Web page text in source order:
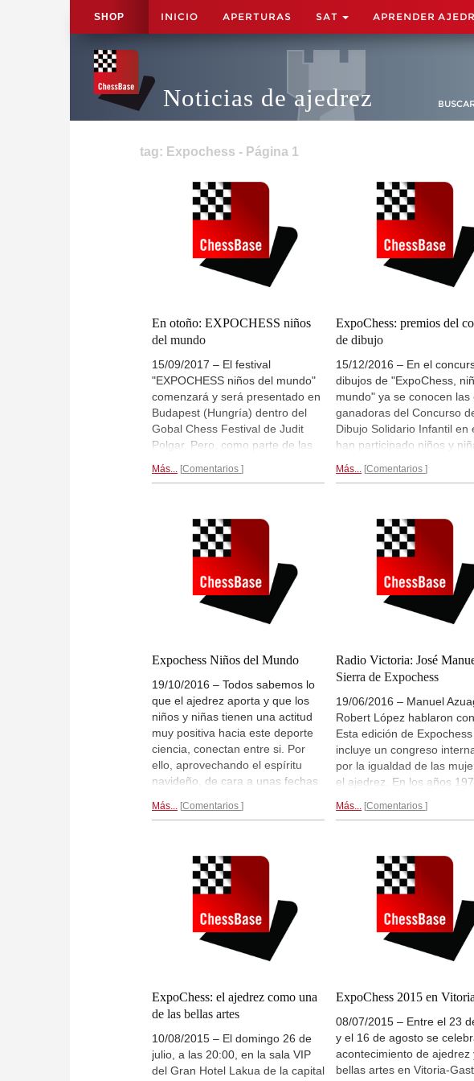
SHOP INICIO APERTURAS SAT APRENDER
Noticias de ajedrez
tag: Expochess - Página 1
En otoño: EXPOCHESS niños
del mundo
15/09/2017 – El festival
"EXPOCHESS niños del mundo"
comenzará y será presentado en
Budapest (Hungría) dentro del
Gobal Chess Festival de Judit
Polgar. Pero, como parte de las
través de Internet en el servidor
países en todo el mundo. Como
siempre también habrá un
concurso de dibujos internacional
y la idea que está detrás de todo
aquello, es fomentar la amistad
intercultural e internacional.
Más... Comentarios
ExpoChess: premios del
de dibujo
15/12/2016 – En el
dibujos de "ExpoChess,
mundo" ya se conocen las
ganadoras del Concurso
Dibujo Solidario Infantil en
han participado niños y
plasmando una riqueza
cultura transversal de
unión que ella crea, en
con nuestro futuro, los
Las obras de los
pintores...
Más... Comentarios
Expochess Niños del Mundo
19/10/2016 – Todos sabemos lo
que el ajedrez aporta y que los
niños y niñas tienen una actitud
muy positiva hacia este deporte
ciencia, conectan entre si. Por
ello, aprovechando el espíritu
navideño, de cara a unas fechas
lo que realmente importa y de la
internacional, una fusión de
torneo y concurso solidarios
dedicada a los niños.
Más... Comentarios
Radio Victoria: José
Sierra de Expochess
19/06/2016 – Manuel
Robert López hablaron
Esta edición de Expochess
incluye un congreso
por la igualdad de las
el ajedrez. En los años
amigos, fundó el club de
605 partidas en 31 horas y
minutos; colaboró para
el récord de Europa en
con 3.131 jugadores.
programa de radio...
Más... Comentarios
ExpoChess: el ajedrez como una
de las bellas artes
10/08/2015 – El domingo 26 de
julio, a las 20:00, en la sala VIP
del Gran Hotel Lakua de la capital
ExpoChess 2015 en Vitoria
08/07/2015 – Entre el 23
y el 16 de agosto se
acontecimiento de ajedrez
bellas artes en Vitoria-